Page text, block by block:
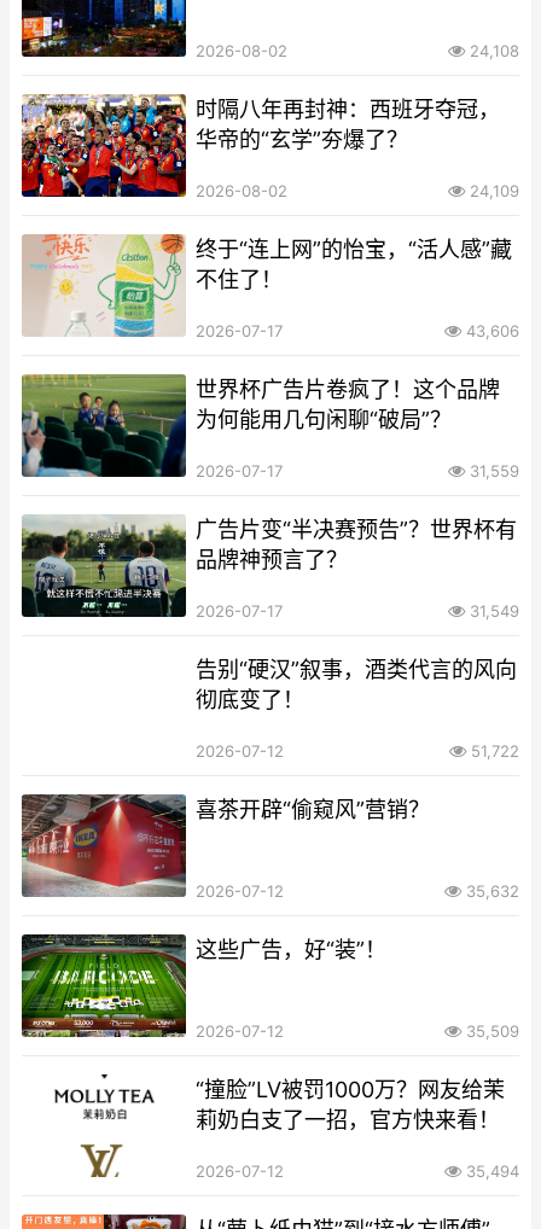
2026-08-02 24,108
时隔八年再封神：西班牙夺冠，
华帝的“玄学”夯爆了？
2026-08-02 24,109
终于“连上网”的怡宝，“活人感”藏
不住了！
2026-07-17 43,606
世界杯广告片卷疯了！这个品牌
为何能用几句闲聊“破局”？
2026-07-17 31,559
广告片变“半决赛预告”？世界杯有
品牌神预言了？
2026-07-17 31,549
告别“硬汉”叙事，酒类代言的风向
彻底变了！
2026-07-12 51,722
喜茶开辟“偷窥风”营销？
2026-07-12 35,632
这些广告，好“装”！
2026-07-12 35,509
“撞脸”LV被罚1000万？网友给茉
莉奶白支了一招，官方快来看！
2026-07-12 35,494